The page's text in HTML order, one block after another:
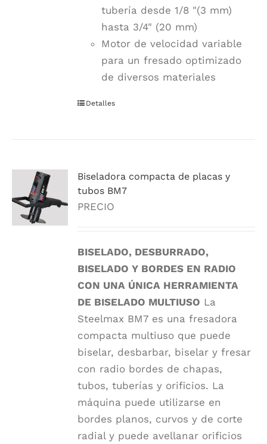
tubería desde 1/8 "(3 mm)
hasta 3/4" (20 mm)
Motor de velocidad variable
para un fresado optimizado
de diversos materiales
Detalles
Biseladora compacta de placas y
tubos BM7
PRECIO
BISELADO, DESBURRADO,
BISELADO Y BORDES EN RADIO
CON UNA ÚNICA HERRAMIENTA
DE BISELADO MULTIUSO La
Steelmax BM7 es una fresadora
compacta multiuso que puede
biselar, desbarbar, biselar y fresar
con radio bordes de chapas,
tubos, tuberías y orificios. La
máquina puede utilizarse en
bordes planos, curvos y de corte
radial y puede avellanar orificios